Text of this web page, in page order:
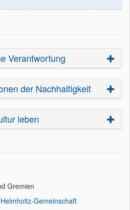
Verantwortung
der Nachhaltigkeit
leben
Gremien
Gemeinschaft